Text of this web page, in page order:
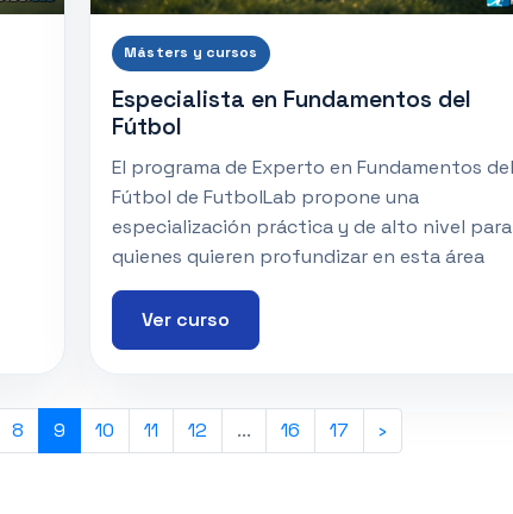
Másters y cursos
Especialista en Fundamentos del
Fútbol
El programa de Experto en Fundamentos del
Fútbol de FutbolLab propone una
especialización práctica y de alto nivel para
quienes quieren profundizar en esta área
Ver curso
8 9 10 11 12 ... 16 17 ›